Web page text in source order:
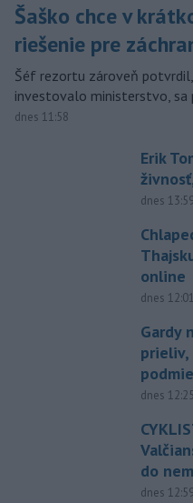
Šaško chce v
riešenie pre
Šéf rezortu zároveň
investovalo ministerstvo, sa
dnes 11:58
Erik
dnes
online
dnes 12:01
Gardy
prieliv,
dnes 12:25
do
dnes